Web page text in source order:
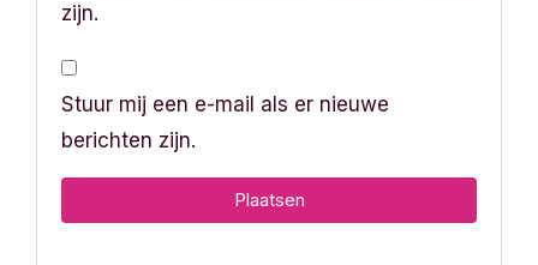
zijn.
Stuur mij een e-mail als er nieuwe
berichten zijn.